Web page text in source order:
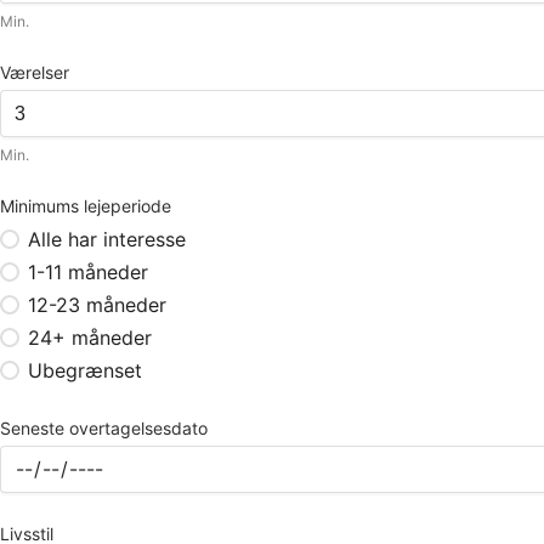
Min.
Værelser
Min.
Minimums lejeperiode
Alle har interesse
1-11 måneder
12-23 måneder
24+ måneder
Ubegrænset
Seneste overtagelsesdato
Livsstil